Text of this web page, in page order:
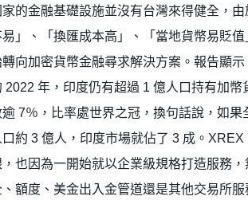
的金融基礎設施並沒有台灣來得健全，由
」、「換匯成本高」、「當地貨幣易貶值
向加密貨幣金融尋求解決方案。報告顯示
2022 年，印度仍有超過 1 億人口持有加幣
7％，比率處世界之冠，換句話說，如果
約 3 億人，印度市場就佔了 3 成。XREX
也因為一開始就以企業級規格打造服務，
額度、美金出入金管道還是其他交易所服